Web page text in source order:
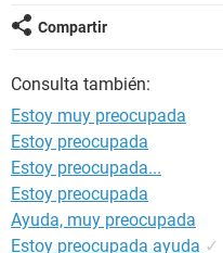
Compartir
Consulta también:
Estoy muy preocupada
Estoy preocupada
Estoy preocupada...
Estoy preocupada
Ayuda, muy preocupada
Estoy preocupada ayuda ✓